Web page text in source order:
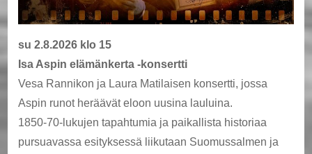
su 2.8.2026 klo 15
Isa Aspin elämänkerta -konsertti
Vesa Rannikon ja Laura Matilaisen konsertti, jossa
Aspin runot heräävät eloon uusina lauluina.
1850-70-lukujen tapahtumia ja paikallista historiaa
pursuavassa esityksessä liikutaan Suomussalmen ja